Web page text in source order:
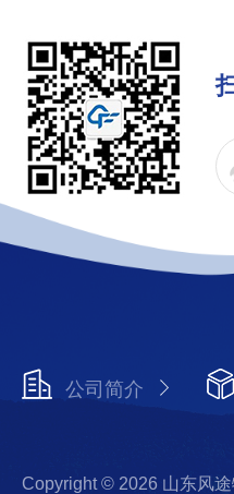
公司简介
Copyright © 2026 山东风